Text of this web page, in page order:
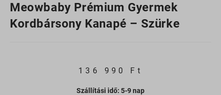
Meowbaby Prémium Gyermek
Kordbársony Kanapé – Szürke
136 990 Ft
Szállítási idő: 5-9 nap